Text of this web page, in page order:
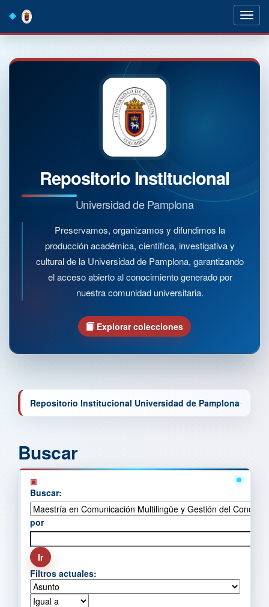
navigation
Repositorio Institucional
Universidad de Pamplona
Preservamos, organizamos y difundimos la
producción académica, científica, investigativa y
cultural de la Universidad de Pamplona, garantizando
el acceso abierto al conocimiento generado por
nuestra comunidad universitaria.
Explorar colecciones
Repositorio Institucional Universidad de Pamplona
Buscar
Buscar:
por
Filtros actuales: